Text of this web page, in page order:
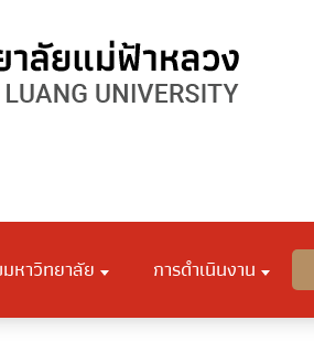
หาวิทยาลัย การดำเนินงาน